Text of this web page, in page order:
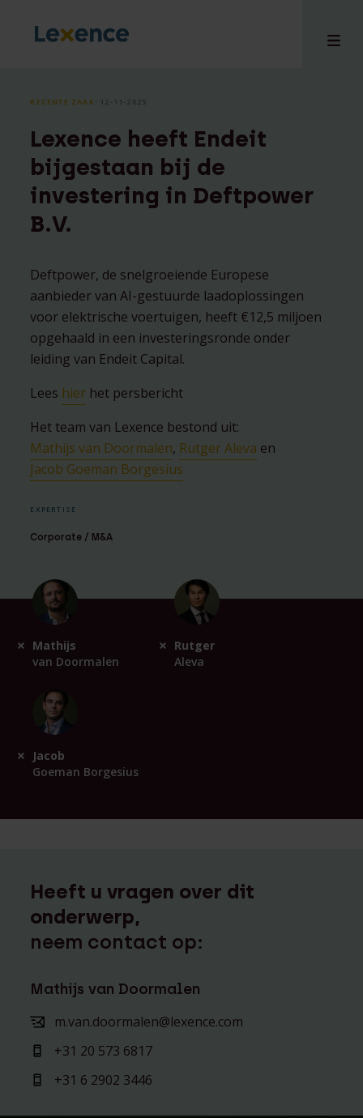
bij
RECENTE ZAAK⸱ 12-11-2025
Lexence heeft Endeit
bijgestaan bij de
investering in Deftpower
B.V.
Deftpower, de snelgroeiende Europese
aanbieder van AI-gestuurde laadoplossingen
voor elektrische voertuigen, heeft €12,5 miljoen
opgehaald in een investeringsronde onder
leiding van Endeit Capital.
Lees hier het persbericht
Het team van Lexence bestond uit:
Mathijs van Doormalen, Rutger Aleva en
Jacob Goeman Borgesius
EXPERTISE
Corporate / M&A
Mathijs
van Doormalen
Rutger
Aleva
Jacob
Goeman Borgesius
Heeft u vragen over dit
onderwerp,
neem contact op:
Mathijs van Doormalen
m.van.doormalen@lexence.com
+31 20 573 6817
+31 6 2902 3446